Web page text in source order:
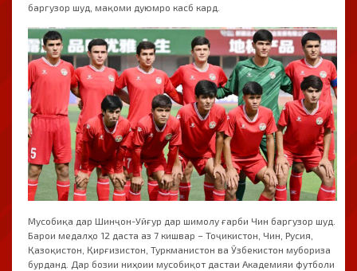
баргузор шуд, мақоми дуюмро касб кард.
Мусобиқа дар Шинҷон-Уйғур дар шимолу ғарби Чин баргузор шуд.
Барои медалҳо 12 даста аз 7 кишвар – Тоҷикистон, Чин, Русия,
Қазоқистон, Қирғизистон, Туркманистон ва Ӯзбекистон мубориза
бурданд. Дар бозии ниҳоии мусобиқот дастаи Академияи футболи